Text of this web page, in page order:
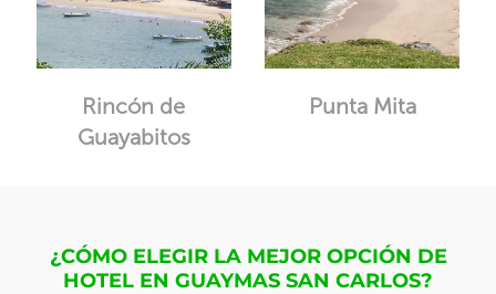
Rincón de
Guayabitos
Punta Mita
¿CÓMO ELEGIR LA MEJOR OPCIÓN DE
HOTEL EN GUAYMAS SAN CARLOS?